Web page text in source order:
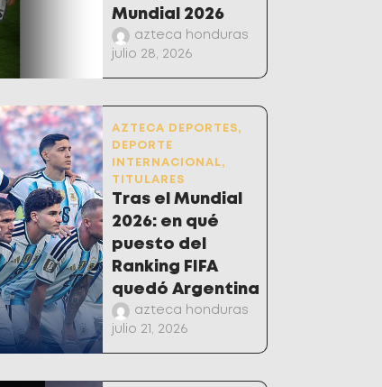
Mundial 2026
azteca honduras
julio 28, 2026
AZTECA DEPORTES,
DEPORTE
INTERNACIONAL,
TITULARES
Tras el Mundial
2026: en qué
puesto del
Ranking FIFA
quedó Argentina
azteca honduras
julio 21, 2026